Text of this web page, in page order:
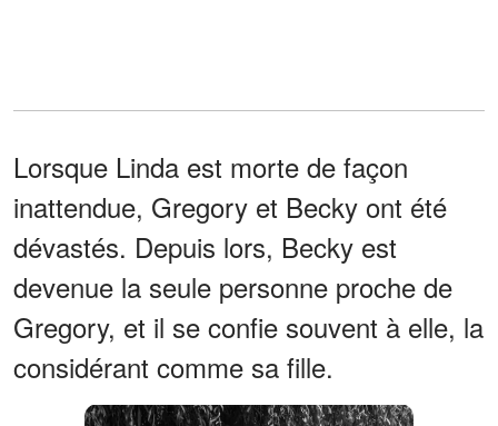
Lorsque Linda est morte de façon
inattendue, Gregory et Becky ont été
dévastés. Depuis lors, Becky est
devenue la seule personne proche de
Gregory, et il se confie souvent à elle, la
considérant comme sa fille.